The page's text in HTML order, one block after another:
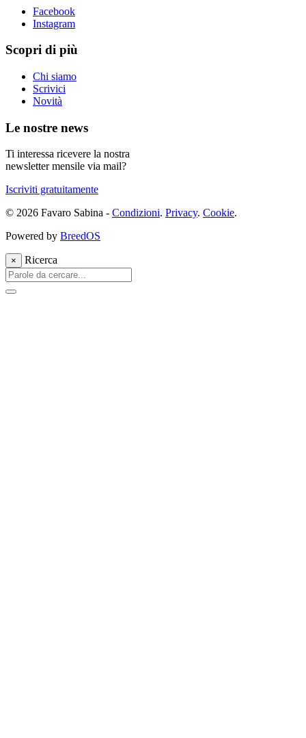
Facebook
Instagram
Scopri di più
Chi siamo
Scrivici
Novità
Le nostre news
Ti interessa ricevere la nostra
newsletter mensile via mail?
Iscriviti gratuitamente
© 2026 Favaro Sabina - Condizioni. Privacy. Cookie.
Powered by BreedOS
× Ricerca